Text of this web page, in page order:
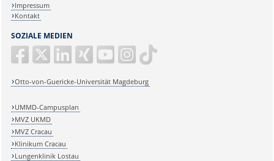
SOZIALE MEDIEN
Otto-von-Guericke-Universität Magdeburg
Impressum
Kontakt
UMMD-Campusplan
MVZ UKMD
MVZ Cracau
Klinikum Cracau
Lungenklinik Lostau